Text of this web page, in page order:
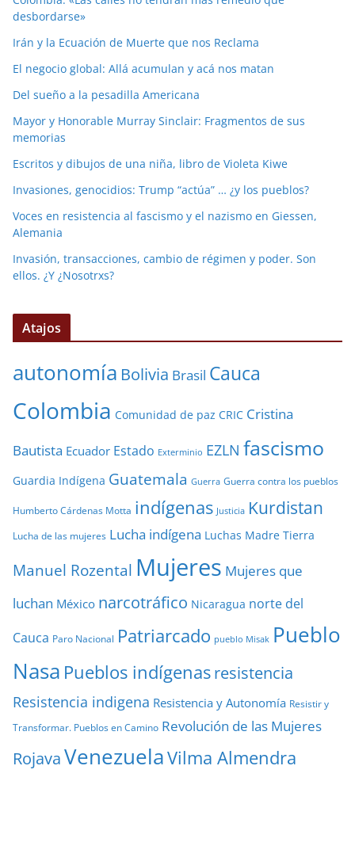
desbordarse»
Irán y la Ecuación de Muerte que nos Reclama
El negocio global: Allá acumulan y acá nos matan
Del sueño a la pesadilla Americana
Mayor y Honorable Murray Sinclair: Fragmentos de sus
memorias
Escritos y dibujos de una niña, libro de Violeta Kiwe
Invasiones, genocidios: Trump “actúa” … ¿y los pueblos?
Voces en resistencia al fascismo y el nazismo en Giessen,
Alemania
Invasión, transacciones, cambio de régimen y poder. Son
ellos. ¿Y ¿Nosotrxs?
Atajos
autonomía Bolivia Brasil Cauca
Colombia Comunidad de paz CRIC Cristina
Bautista Ecuador Estado Exterminio EZLN fascismo
Guardia Indígena Guatemala Guerra Guerra contra los pueblos
Humberto Cárdenas Motta indígenas Justicia Kurdistan
Lucha de las mujeres Lucha indígena Luchas Madre Tierra
Manuel Rozental Mujeres Mujeres que
luchan México narcotráfico Nicaragua norte del
Cauca Paro Nacional Patriarcado pueblo Misak Pueblo
Nasa Pueblos indígenasresistencia
Resistencia indigena Resistencia y Autonomía Resistir y
Transformar. Pueblos en Camino Revolución de las Mujeres
RojavaVenezuelaVilma Almendra